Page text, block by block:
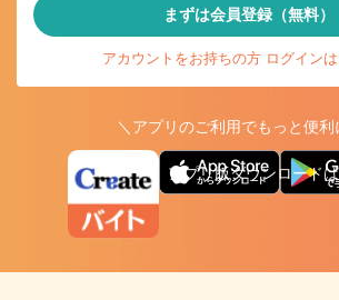
まずは会員登録（無料）
アカウントをお持ちの方 ログインは
＼アプリのご利用でもっと便利
アプリ版ダウンロード